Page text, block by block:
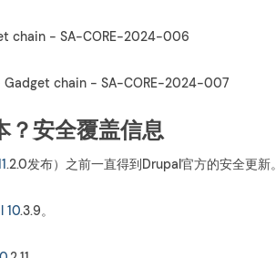
chain - SA-CORE-2024-006
chain - SA-CORE-2024-007
？安全覆盖信息
.2.0发布）之前一直得到Drupal官方的安全更新。
10.3.9。